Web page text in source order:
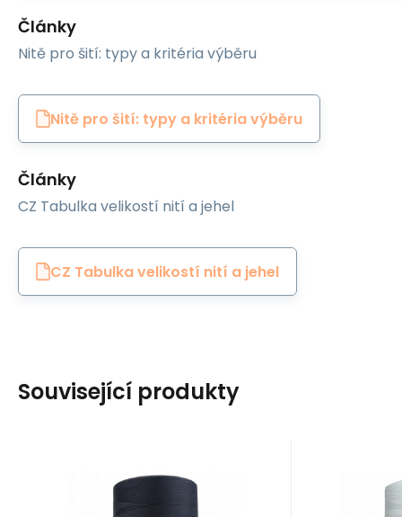
Články
Nitě pro šití: typy a kritéria výběru
Nitě pro šití: typy a kritéria výběru
Články
CZ Tabulka velikostí nití a jehel
CZ Tabulka velikostí nití a jehel
Související produkty
Nitě VIGA 120 do
Kód:120VIGA1619
EAN:8595721014624
Skladem ks EAN: